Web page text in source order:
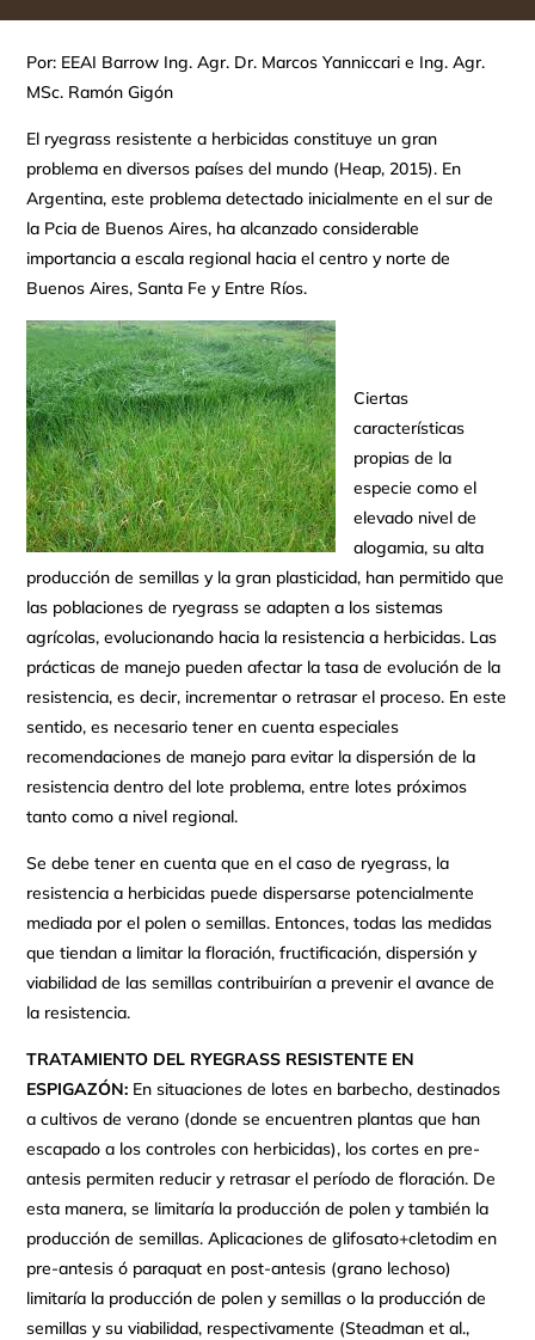
Por: EEAI Barrow Ing. Agr. Dr. Marcos Yanniccari e Ing. Agr.
MSc. Ramón Gigón
El ryegrass resistente a herbicidas constituye un gran
problema en diversos países del mundo (Heap, 2015). En
Argentina, este problema detectado inicialmente en el sur de
la Pcia de Buenos Aires, ha alcanzado considerable
importancia a escala regional hacia el centro y norte de
Buenos Aires, Santa Fe y Entre Ríos.
Ciertas
características
propias de la
especie como el
elevado nivel de
alogamia, su alta
producción de semillas y la gran plasticidad, han permitido que
las poblaciones de ryegrass se adapten a los sistemas
agrícolas, evolucionando hacia la resistencia a herbicidas. Las
prácticas de manejo pueden afectar la tasa de evolución de la
resistencia, es decir, incrementar o retrasar el proceso. En este
sentido, es necesario tener en cuenta especiales
recomendaciones de manejo para evitar la dispersión de la
resistencia dentro del lote problema, entre lotes próximos
tanto como a nivel regional.
Se debe tener en cuenta que en el caso de ryegrass, la
resistencia a herbicidas puede dispersarse potencialmente
mediada por el polen o semillas. Entonces, todas las medidas
que tiendan a limitar la floración, fructificación, dispersión y
viabilidad de las semillas contribuirían a prevenir el avance de
la resistencia.
TRATAMIENTO DEL RYEGRASS RESISTENTE EN
ESPIGAZÓN: En situaciones de lotes en barbecho, destinados
a cultivos de verano (donde se encuentren plantas que han
escapado a los controles con herbicidas), los cortes en pre-
antesis permiten reducir y retrasar el período de floración. De
esta manera, se limitaría la producción de polen y también la
producción de semillas. Aplicaciones de glifosato+cletodim en
pre-antesis ó paraquat en post-antesis (grano lechoso)
limitaría la producción de polen y semillas o la producción de
semillas y su viabilidad, respectivamente (Steadman et al.,